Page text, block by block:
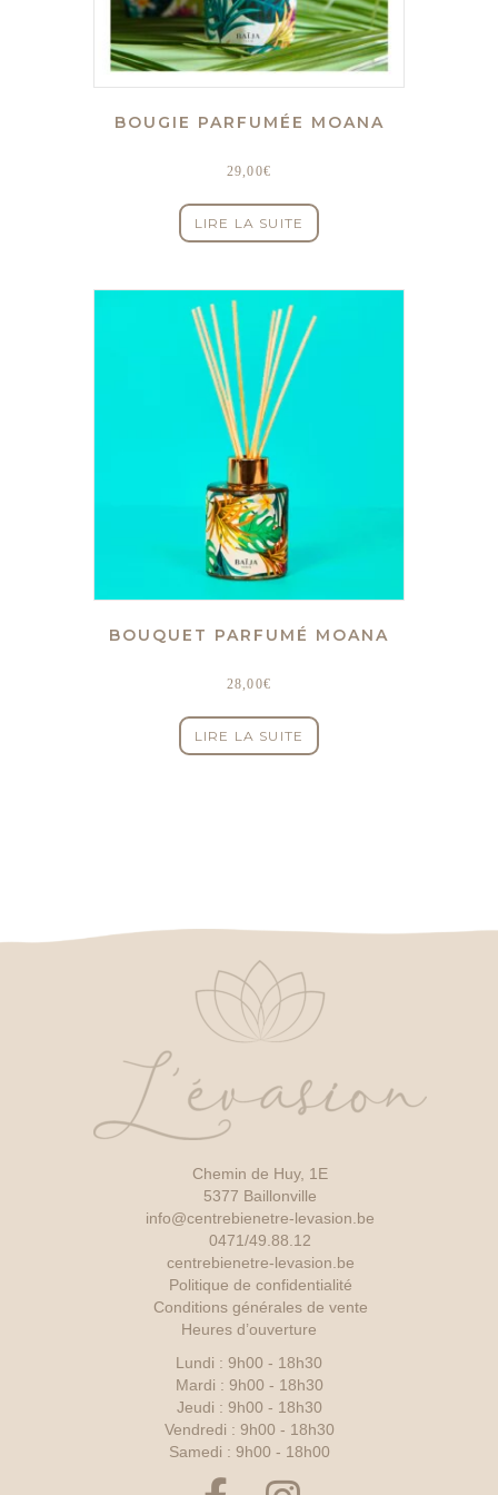
BOUGIE PARFUMÉE MOANA
29,00€
LIRE LA SUITE
BOUQUET PARFUMÉ MOANA
28,00€
LIRE LA SUITE
Chemin de Huy, 1E
5377 Baillonville
info@centrebienetre-levasion.be
0471/49.88.12
centrebienetre-levasion.be
Politique de confidentialité
Conditions générales de vente
Heures d’ouverture
Lundi : 9h00 - 18h30
Mardi : 9h00 - 18h30
Jeudi : 9h00 - 18h30
Vendredi : 9h00 - 18h30
Samedi : 9h00 - 18h00